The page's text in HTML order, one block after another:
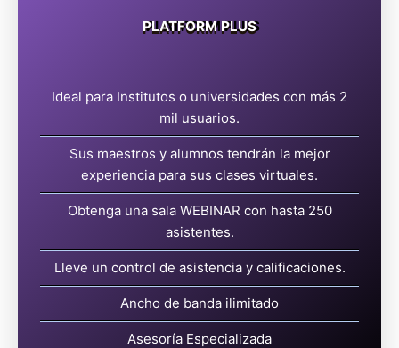
PLATFORM PLUS
Ideal para Institutos o universidades con más 2
mil usuarios.
Sus maestros y alumnos tendrán la mejor
experiencia para sus clases virtuales.
Obtenga una sala WEBINAR con hasta 250
asistentes.
Lleve un control de asistencia y calificaciones.
Ancho de banda ilimitado
Asesoría Especializada
MXN$17999
ADQUIRIR